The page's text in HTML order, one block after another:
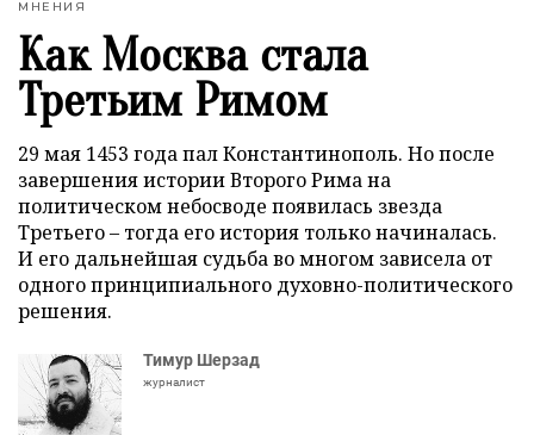
МНЕНИЯ
Как Москва стала
Третьим Римом
29 мая 1453 года пал Константинополь. Но после
завершения истории Второго Рима на
политическом небосводе появилась звезда
Третьего – тогда его история только начиналась.
И его дальнейшая судьба во многом зависела от
одного принципиального духовно-политического
решения.
Тимур Шерзад
журналист